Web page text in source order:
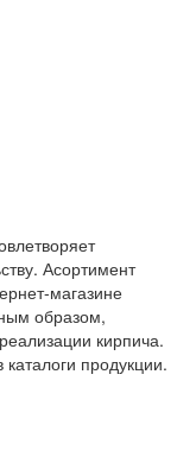
Асортимент
магазине
образом,
кирпича.
продукции.